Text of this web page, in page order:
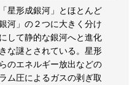
星形成銀河」とほとんど
河」の２つに大きく分け
して静的な銀河へと進化
な謎とされている。星形
のエネルギー放出などの
ム圧によるガスの剥ぎ取